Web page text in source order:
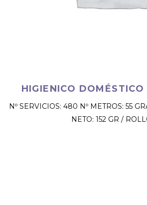
HIGIENICO
Nº SERVICIOS: 480 Nº METROS: 55
NETO: 152 GR /